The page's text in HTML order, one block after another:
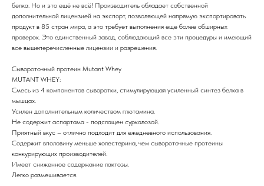
белка. Но и это ещё не всё! Производитель обладает собственной
дополнительной лицензией на экспорт, позволяющей напрямую экспортировать
продукт в 85 стран мира, а это требует выполнения еще более обширных
проверок. Это единственный завод, соблюдающий все эти процедуры и имеющий
все вышеперечисленные лицензии и разрешения.
Сывороточный протеин Mutant Whey
MUTANT WHEY:
Смесь из 4 компонентов сыворотки, стимулирующая усиленный синтез белка в
мышцах.
Усилен дополнительным количеством глютамина.
Не содержит аспартама - подслащен суркалозой.
Приятный вкус – отлично подходит для ежедневного использования.
Содержит вполовину меньше холестерина, чем сывороточные протеины
конкурирующих производителей.
Имеет сниженное содержание лактозы.
Легко размешивается.